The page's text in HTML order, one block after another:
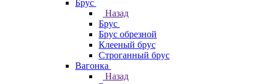
Брус
Назад
Брус
Брус обрезной
Клееный брус
Строганный брус
Вагонка
Назад